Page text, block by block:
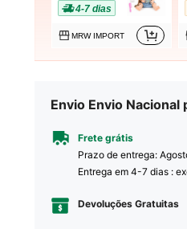
4-7 dias
MRW IMPORT
Envio Envio Nacional
Frete grátis
Prazo de entrega:
Entrega em 4-7 dias :
Devoluções Gratuitas